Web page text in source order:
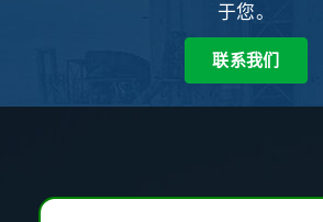
于您。
联系我们